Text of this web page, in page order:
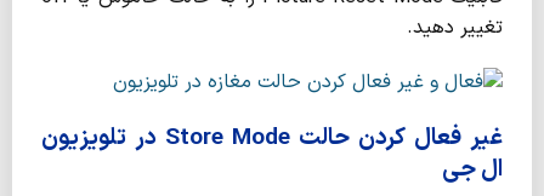
تغییر دهید.
غیر فعال‌ کردن حالت Store Mode در تلویزیون
ال جی